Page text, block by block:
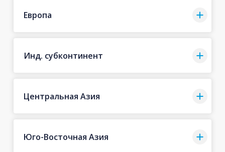
Европа
Инд. субконтинент
Центральная Азия
Юго-Восточная Азия